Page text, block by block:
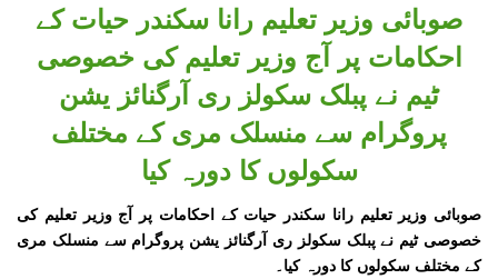
صوبائی وزیر تعلیم رانا سکندر حیات کے
احکامات پر آج وزیر تعلیم کی خصوصی
ٹیم نے پبلک سکولز ری آرگنائز یشن
پروگرام سے منسلک مری کے مختلف
سکولوں کا دورہ کیا
صوبائی وزیر تعلیم رانا سکندر حیات کے احکامات پر آج وزیر تعلیم کی
خصوصی ٹیم نے پبلک سکولز ری آرگنائز یشن پروگرام سے منسلک مری
کے مختلف سکولوں کا دورہ کیا۔